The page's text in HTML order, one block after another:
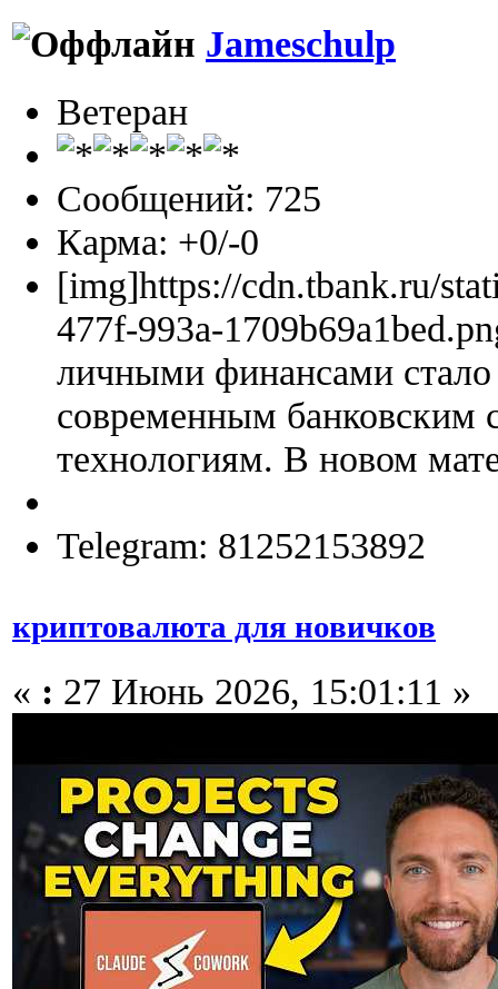
Jameschulp
Ветеран
Сообщений: 725
Карма: +0/-0
[img]https://cdn.tbank.ru/
477f-993a-
личными финансами
современным банковским
технологиям. В новом
Telegram: 81252153892
криптовалюта для новичков
« : 27 Июнь 2026, 15:01:11 »